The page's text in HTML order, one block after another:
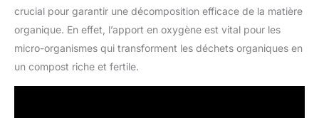
crucial pour garantir une décomposition efficace de la matière
organique. En effet, l’apport en oxygène est vital pour les
micro-organismes qui transforment les déchets organiques en
un compost riche et fertile.